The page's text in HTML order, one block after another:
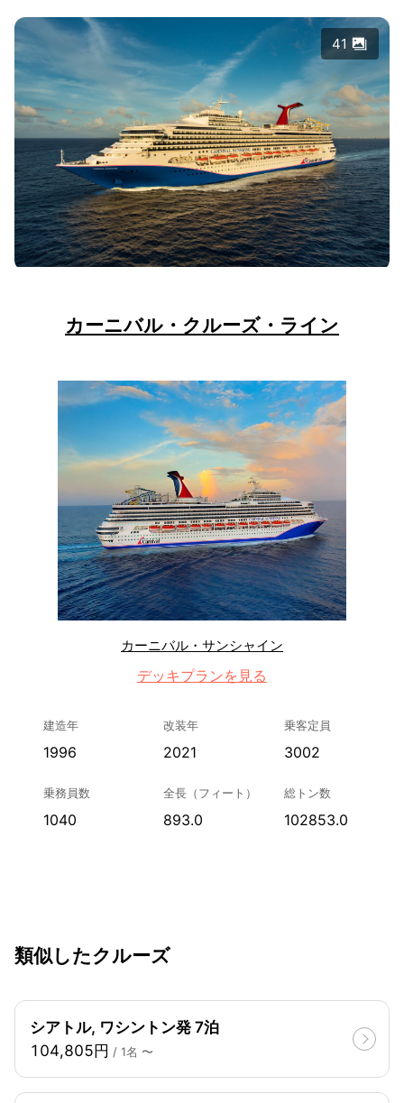
41
カーニバル・クルーズ・ライン
カーニバル・サンシャイン
デッキプランを見る
建造年
1996
改装年
2021
乗客定員
3002
乗務員数
1040
全長（フィート）
893.0
総トン数
102853.0
類似したクルーズ
シアトル, ワシントン発 7泊
104,805円 / 1名 〜